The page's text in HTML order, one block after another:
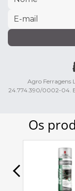
Agro Ferragens
24.774.390/0002-04.